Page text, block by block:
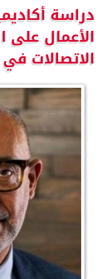
دراسة
الأعمال على
الاتصالات